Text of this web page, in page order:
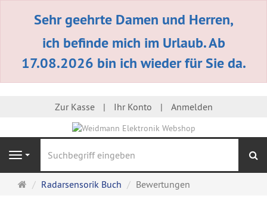
Sehr geehrte Damen und Herren,
ich befinde mich im Urlaub. Ab
17.08.2026 bin ich wieder für Sie da.
Zur Kasse Ihr Konto Anmelden
Navigation
Startseite
Radarsensorik Buch Bewertungen